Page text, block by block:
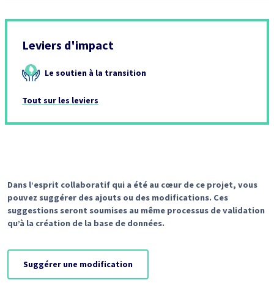
Leviers d'impact
Le soutien à la transition
Tout sur les leviers
Dans l’esprit collaboratif qui a été au cœur de ce projet, vous
pouvez suggérer des ajouts ou des modifications. Ces
suggestions seront soumises au même processus de validation
qu’à la création de la base de données.
Suggérer une modification